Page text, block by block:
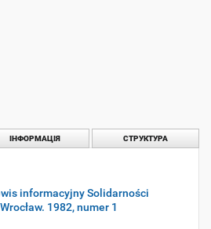
ІНФОРМАЦІЯ СТРУКТУРА
informacyjny Solidarności
1982, numer 1